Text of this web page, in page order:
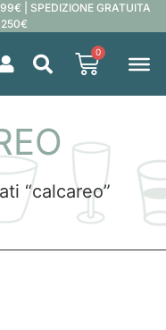
| SPEDIZIONE GRATUITA
250€
0
“calcareo”